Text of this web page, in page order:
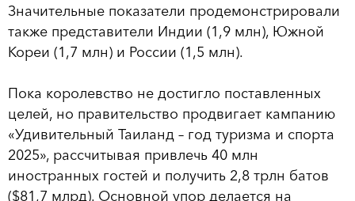
Значительные показатели продемонстрировали
также представители Индии (1,9 млн), Южной
Кореи (1,7 млн) и России (1,5 млн).
Пока королевство не достигло поставленных
целей, но правительство продвигает кампанию
«Удивительный Таиланд – год туризма и спорта
2025», рассчитывая привлечь 40 млн
иностранных гостей и получить 2,8 трлн батов
($81,7 млрд). Основной упор делается на